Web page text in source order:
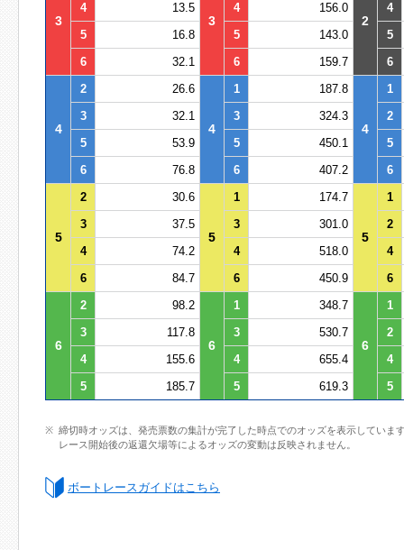
3 3 2
4
13.5 4 156.0
4
5
16.8 5 143.0
5
6
32.1 6 159.7 6
4
2 26.6
4
1 187.8
4
1
3
32.1 3 324.3
2
5
53.9 5 450.1
5
6
76.8 6 407.2 6
5
2 30.6
5
1 174.7
5
1
3
37.5 3 301.0
2
4
74.2 4 518.0
4
6
84.7 6 450.9 6
6
2 98.2
6
1 348.7
6
1
3
117.8 3 530.7
2
4
155.6 4 655.4
4
5
185.7 5 619.3 5
締切時オッズは、発売票数の集計が完了した時点でのオッズを表示していま
レース開始後の返還欠場等によるオッズの変動は反映されません。
ボートレースガイドはこちら